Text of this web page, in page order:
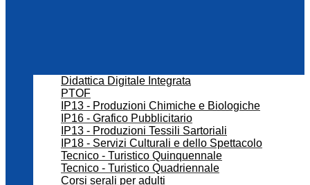
Didattica Digitale Integrata
PTOF
IP13 - Produzioni Chimiche e Biologiche
IP16 - Grafico Pubblicitario
IP13 - Produzioni Tessili Sartoriali
IP18 - Servizi Culturali e dello Spettacolo
Tecnico - Turistico Quinquennale
Tecnico - Turistico Quadriennale
Corsi serali per adulti